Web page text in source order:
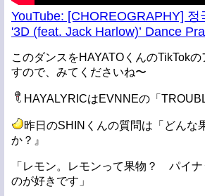
YouTube: [CHOREOGRAPHY] 정
'3D (feat. Jack Harlow)’ Dance
このダンスをHAYATOくんのTikTok
すので、みてくださいね〜
HAYALYRICはEVNNEの「
昨日のSHINくんの質問は「どんな
か？』
「レモン。レモンって果物？ パイ
のが好きです」